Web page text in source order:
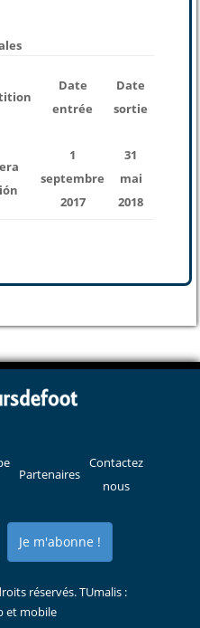
Date
entrée
Date
sortie
1
septembre
2017
31
mai
2018
Partenaires
Contactez
nous
Je m'abonne !
réservés. TUmalis :
et mobile